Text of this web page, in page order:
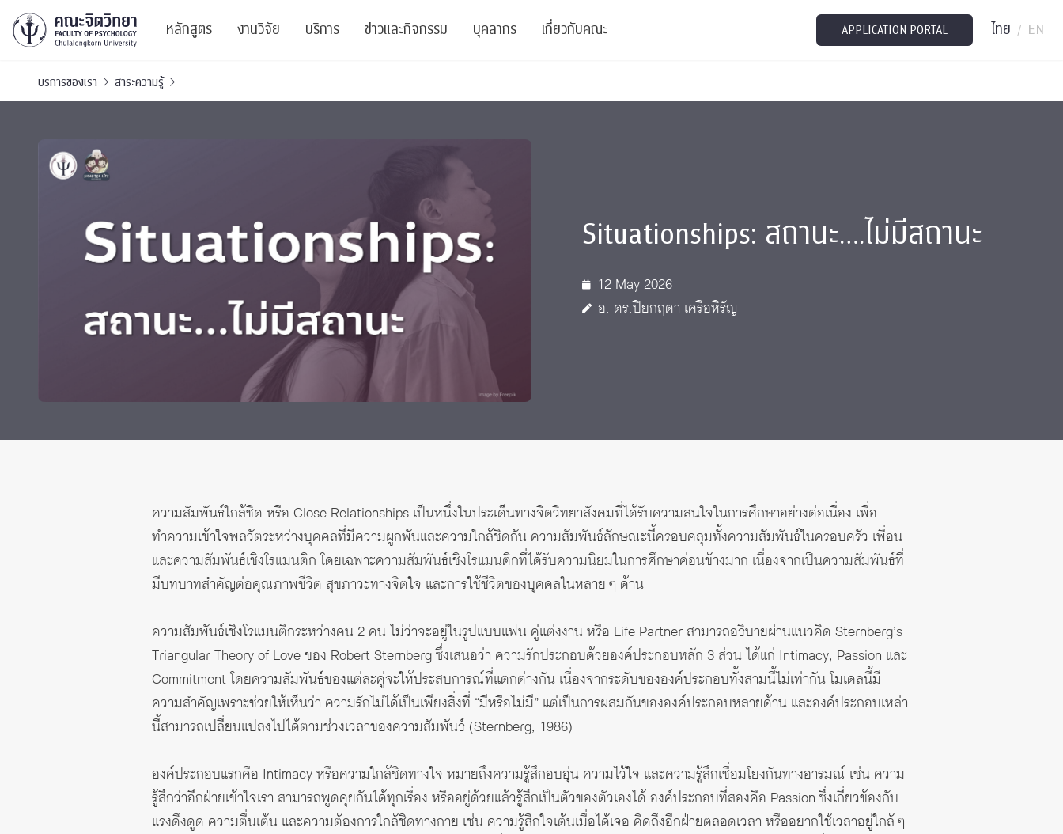
หลักสูตร
หลักสูตรปริญญาโทและ
ปริญญาเอก
นิสิตปัจจุบัน
งานวิจัย
งานประชุมวิชาการ
งานประชุมวิชาการระดับนานาชาติ
TICP 2023
SSBW Activities
ทุนและรางวัล
บริการ
ศูนย์สุขภาวะทางจิต
ศูนย์จิตวิทยาเพื่อประสิทธิภาพองค์กร
Life Di
CU Radio
ข่าวและกิจกรรม
เสวนาและบรรยายพิเศษ
โครงการอบรม
ตำแหน่งงาน
บุคลากร เกี่ยวกับคณะ
บริจาค
ติดต่อเรา
APPLICATION PORTAL ไทย / EN
บริการของเรา สาระความรู้
Situationships: สถานะ….ไม่มีสถานะ
12 May 2026
อ. ดร.ปิยกฤตา เครือหิรัญ
ความสัมพันธ์ใกล้ชิด หรือ Close Relationships เป็นหนึ่งในประเด็นทางจิตวิทยาสังคมที่ได้รับความสนใจในการศึกษาอย่างต่อเนื่อง เพื่อ
ทำความเข้าใจพลวัตระหว่างบุคคลที่มีความผูกพันและความใกล้ชิดกัน ความสัมพันธ์ลักษณะนี้ครอบคลุมทั้งความสัมพันธ์ในครอบครัว เพื่อน
และความสัมพันธ์เชิงโรแมนติก โดยเฉพาะความสัมพันธ์เชิงโรแมนติกที่ได้รับความนิยมในการศึกษาค่อนข้างมาก เนื่องจากเป็นความสัมพันธ์ที่
มีบทบาทสำคัญต่อคุณภาพชีวิต สุขภาวะทางจิตใจ และการใช้ชีวิตของบุคคลในหลาย ๆ ด้าน
ความสัมพันธ์เชิงโรแมนติกระหว่างคน 2 คน ไม่ว่าจะอยู่ในรูปแบบแฟน คู่แต่งงาน หรือ Life Partner สามารถอธิบายผ่านแนวคิด Sternberg’s
Triangular Theory of Loveของ Robert Sternberg ซึ่งเสนอว่า ความรักประกอบด้วยองค์ประกอบหลัก 3 ส่วน ได้แก่ Intimacy, Passion และ
Commitment โดยความสัมพันธ์ของแต่ละคู่จะให้ประสบการณ์ที่แตกต่างกัน เนื่องจากระดับขององค์ประกอบทั้งสามนี้ไม่เท่ากัน โมเดลนี้มี
ความสำคัญเพราะช่วยให้เห็นว่า ความรักไม่ได้เป็นเพียงสิ่งที่ “มีหรือไม่มี” แต่เป็นการผสมกันขององค์ประกอบหลายด้าน และองค์ประกอบเหล่า
นี้สามารถเปลี่ยนแปลงไปได้ตามช่วงเวลาของความสัมพันธ์ (Sternberg, 1986)
องค์ประกอบแรกคือ Intimacy หรือความใกล้ชิดทางใจ หมายถึงความรู้สึกอบอุ่น ความไว้ใจ และความรู้สึกเชื่อมโยงกันทางอารมณ์ เช่น ความ
รู้สึกว่าอีกฝ่ายเข้าใจเรา สามารถพูดคุยกันได้ทุกเรื่อง หรืออยู่ด้วยแล้วรู้สึกเป็นตัวของตัวเองได้ องค์ประกอบที่สองคือ Passion ซึ่งเกี่ยวข้องกับ
แรงดึงดูด ความตื่นเต้น และความต้องการใกล้ชิดทางกาย เช่น ความรู้สึกใจเต้นเมื่อได้เจอ คิดถึงอีกฝ่ายตลอดเวลา หรืออยากใช้เวลาอยู่ใกล้ ๆ